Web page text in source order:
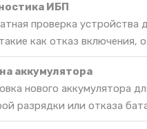
ИБП
проверка устройства
как отказ включения,
аккумулятора
нового аккумулятора
разрядки или отказа